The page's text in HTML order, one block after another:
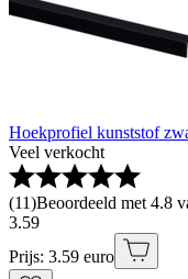
Hoekprofiel kunststof
Veel verkocht
(11)Beoordeeld met 4.8
3.59
Prijs: 3.59 euro